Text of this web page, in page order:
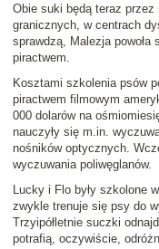
Obie suki będą teraz
granicznych, w centrach
sprawdzą, Malezja
piractwem.
Kosztami szkolenia psów
piractwem filmowym
000 dolarów na
nauczyły się m.in.
nośników optycznych.
wyczuwania poliwęglanów.
Lucky i Flo były szkolone
zwykle trenuje się psy do
Trzyipółletnie suczki
potrafią, oczywiście,